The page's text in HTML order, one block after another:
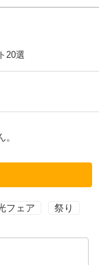
20選
フェア 祭り